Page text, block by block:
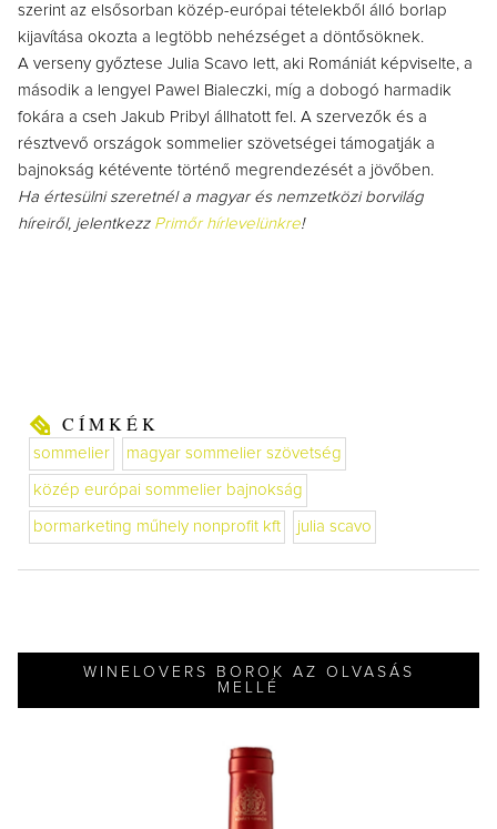
szerint az elsősorban közép-európai tételekből álló borlap
kijavítása okozta a legtöbb nehézséget a döntősöknek.
A verseny győztese Julia Scavo lett, aki Romániát képviselte, a
második a lengyel Pawel Bialeczki, míg a dobogó harmadik
fokára a cseh Jakub Pribyl állhatott fel. A szervezők és a
résztvevő országok sommelier szövetségei támogatják a
bajnokság kétévente történő megrendezését a jövőben.
Ha értesülni szeretnél a magyar és nemzetközi borvilág
híreiről, jelentkezz Primőr hírlevelünkre!
CÍMKÉK
sommelier magyar sommelier szövetség
közép európai sommelier bajnokság
bormarketing műhely nonprofit kft julia scavo
WINELOVERS BOROK AZ OLVASÁS
MELLÉ